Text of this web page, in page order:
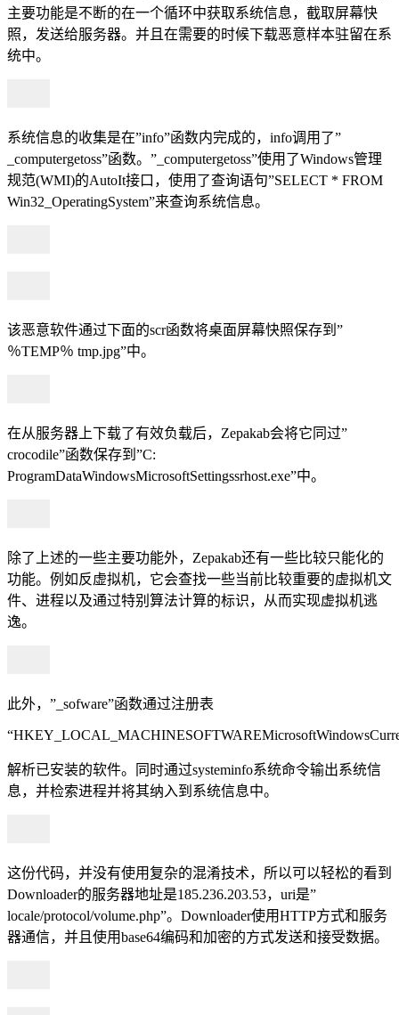
主要功能是不断的在一个循环中获取系统信息，截取屏幕快
照，发送给服务器。并且在需要的时候下载恶意样本驻留在系
统中。
系统信息的收集是在”info”函数内完成的，info调用了”
_computergetoss”函数。”_computergetoss”使用了Windows管理
规范(WMI)的AutoIt接口，使用了查询语句”SELECT * FROM
Win32_OperatingSystem”来查询系统信息。
该恶意软件通过下面的scr函数将桌面屏幕快照保存到”
％TEMP％ tmp.jpg”中。
在从服务器上下载了有效负载后，Zepakab会将它同过”
crocodile”函数保存到”C:
ProgramDataWindowsMicrosoftSettingssrhost.exe”中。
除了上述的一些主要功能外，Zepakab还有一些比较只能化的
功能。例如反虚拟机，它会查找一些当前比较重要的虚拟机文
件、进程以及通过特别算法计算的标识，从而实现虚拟机逃
逸。
此外，”_sofware”函数通过注册表
解析已安装的软件。同时通过systeminfo系统命令输出系统信
息，并检索进程并将其纳入到系统信息中。
这份代码，并没有使用复杂的混淆技术，所以可以轻松的看到
Downloader的服务器地址是185.236.203.53，uri是”
locale/protocol/volume.php”。Downloader使用HTTP方式和服务
器通信，并且使用base64编码和加密的方式发送和接受数据。